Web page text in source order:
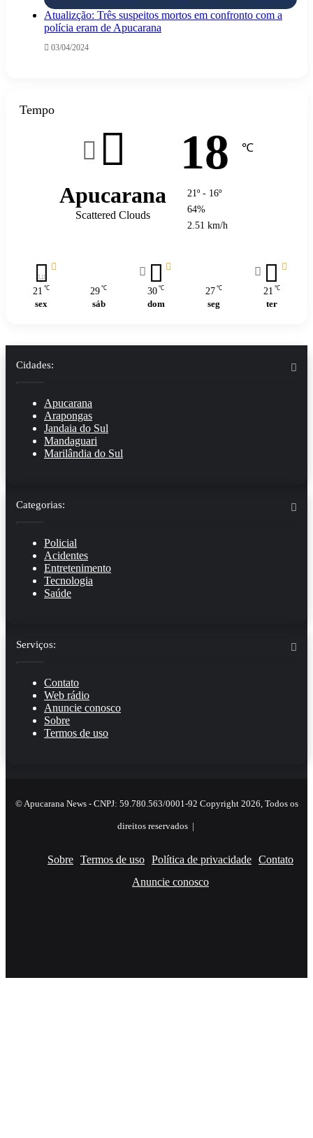
Atualizção: Três suspeitos mortos em confronto com a
polícia eram de Apucarana
03/04/2024
Tempo
Apucarana
Scattered Clouds
18 ℃
21º - 16º
64%
2.51 km/h
21 ℃
sex
29 ℃
sáb
30 ℃
dom
27 ℃
seg
21 ℃
ter
Cidades:
Apucarana
Arapongas
Jandaia do Sul
Mandaguari
Marilândia do Sul
Categorias:
Policial
Acidentes
Entretenimento
Tecnologia
Saúde
Serviços:
Contato
Web rádio
Anuncie conosco
Sobre
Termos de uso
© Apucarana News - CNPJ: 59.780.563/0001-92 Copyright 2026, Todos os
direitos reservados |
Sobre Termos de uso Política de privacidade Contato
Anuncie conosco